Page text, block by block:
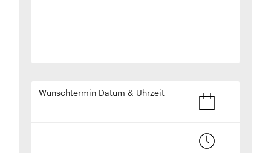
Wunschtermin Datum & Uhrzeit